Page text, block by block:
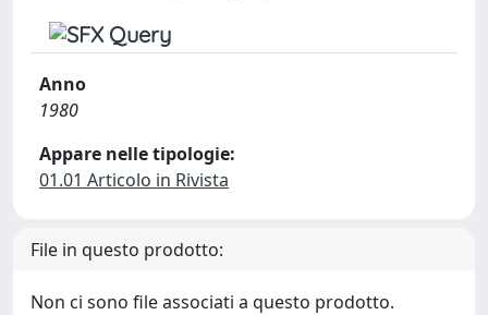
Anno
1980
Appare nelle tipologie:
01.01 Articolo in Rivista
File in questo prodotto:
Non ci sono file associati a questo prodotto.